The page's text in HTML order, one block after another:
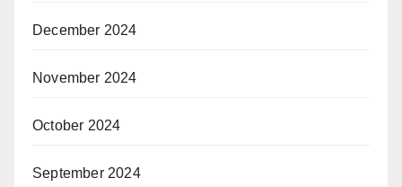
December 2024
November 2024
October 2024
September 2024